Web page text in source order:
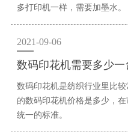
多打印机一样，需要加墨水。
2021-09-06
数码印花机需要多少一
数码印花机是纺织行业里比
的数码印花机价格是多少，
统一的标准。